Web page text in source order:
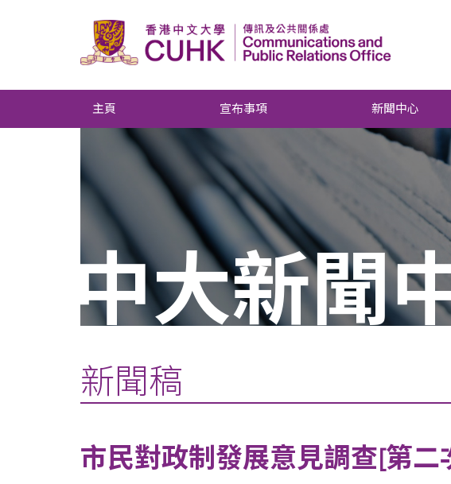
主頁 宣布事項 新聞中心
中大新聞
新聞稿
市民對政制發展意見調查[第二